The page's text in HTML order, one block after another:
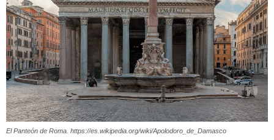
El Panteón de Roma. https://es.wikipedia.org/wiki/Apolodoro_de_Damasco